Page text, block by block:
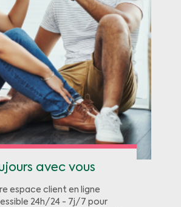
avec vous
espace client en ligne
24h/24 - 7j/7 pour